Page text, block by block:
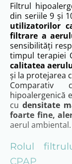
Filtrul
din seriile 9 și
utilizatorilor
filtrare a
sensibilități
timpul terapiei
calitatea
și la protejarea
Comparativ
hipoalergenică
cu densitate
foarte fine,
aerul ambiental.
Rolul
CPAP